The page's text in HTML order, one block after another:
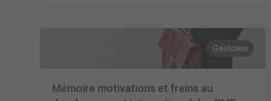
Gesloten
Mémoire motivations et freins au